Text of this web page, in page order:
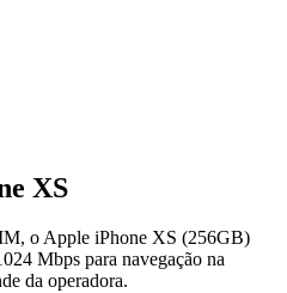
XS
o Apple iPhone XS (256GB)
Mbps para navegação na
da operadora.